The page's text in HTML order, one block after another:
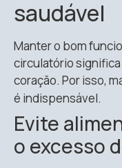
saudável
Manter o bom
circulatório
coração. Por isso,
é indispensável.
Evite
o excesso